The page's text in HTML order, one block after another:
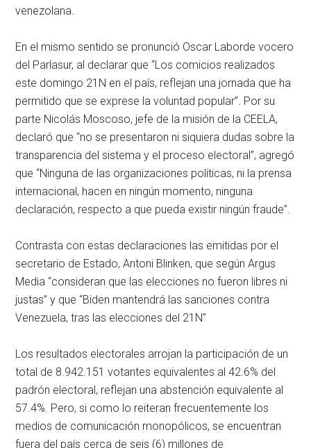
venezolana.
En el mismo sentido se pronunció Oscar Laborde vocero
del Parlasur, al declarar que “Los comicios realizados
este domingo 21N en el país, reflejan una jornada que ha
permitido que se exprese la voluntad popular”. Por su
parte Nicolás Moscoso, jefe de la misión de la CEELA,
declaró que “no se presentaron ni siquiera dudas sobre la
transparencia del sistema y el proceso electoral”, agregó
que “Ninguna de las organizaciones políticas, ni la prensa
internacional, hacen en ningún momento, ninguna
declaración, respecto a que pueda existir ningún fraude”.
Contrasta con estas declaraciones las emitidas por el
secretario de Estado, Antoni Blinken, que según Argus
Media “consideran que las elecciones no fueron libres ni
justas” y que “Biden mantendrá las sanciones contra
Venezuela, tras las elecciones del 21N”
Los resultados electorales arrojan la participación de un
total de 8.942.151 votantes equivalentes al 42.6% del
padrón electoral, reflejan una abstención equivalente al
57.4%. Pero, si como lo reiteran frecuentemente los
medios de comunicación monopólicos, se encuentran
fuera del país cerca de seis (6) millones de